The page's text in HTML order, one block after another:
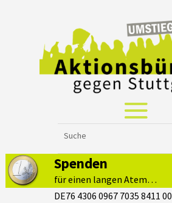
Spenden
für einen langen Atem…
DE76 4306 0967 7035 8411 00